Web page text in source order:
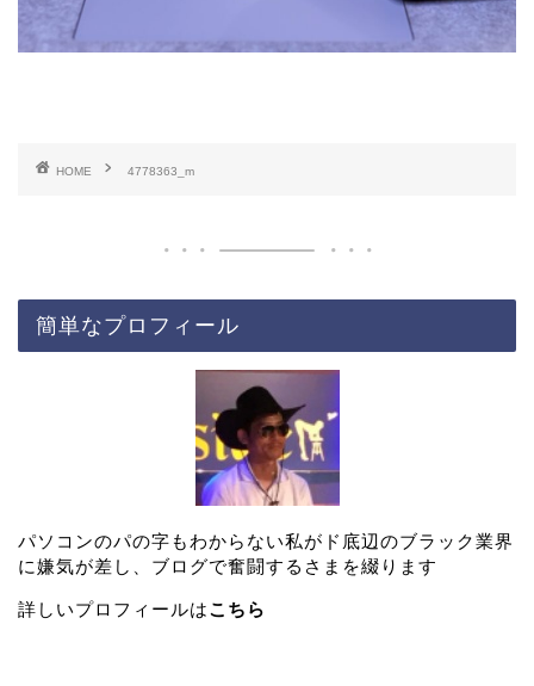
HOME 4778363_m
簡単なプロフィール
パソコンのパの字もわからない私がド底辺のブラック業界
に嫌気が差し、ブログで奮闘するさまを綴ります
詳しいプロフィールはこちら